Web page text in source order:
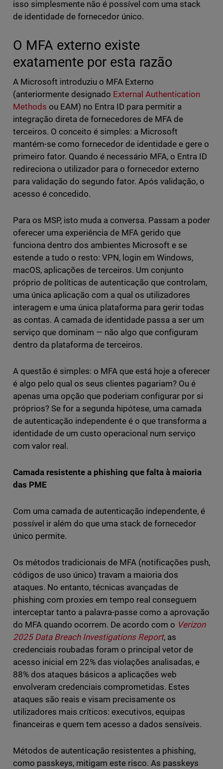
isso simplesmente não é possível com uma stack
de identidade de fornecedor único.
O MFA externo existe
exatamente por esta razão
A Microsoft introduziu o MFA Externo
(anteriormente designado External Authentication
Methods ou EAM) no Entra ID para permitir a
integração direta de fornecedores de MFA de
terceiros. O conceito é simples: a Microsoft
mantém-se como fornecedor de identidade e gere o
primeiro fator. Quando é necessário MFA, o Entra ID
redireciona o utilizador para o fornecedor externo
para validação do segundo fator. Após validação, o
acesso é concedido.
Para os MSP, isto muda a conversa. Passam a poder
oferecer uma experiência de MFA gerido que
funciona dentro dos ambientes Microsoft e se
estende a tudo o resto: VPN, login em Windows,
macOS, aplicações de terceiros. Um conjunto
próprio de políticas de autenticação que controlam,
uma única aplicação com a qual os utilizadores
interagem e uma única plataforma para gerir todas
as contas. A camada de identidade passa a ser um
serviço que dominam — não algo que configuram
dentro da plataforma de terceiros.
A questão é simples: o MFA que está hoje a oferecer
é algo pelo qual os seus clientes pagariam? Ou é
apenas uma opção que poderiam configurar por si
próprios? Se for a segunda hipótese, uma camada
de autenticação independente é o que transforma a
identidade de um custo operacional num serviço
com valor real.
Camada resistente a phishing que falta à maioria
das PME
Com uma camada de autenticação independente, é
possível ir além do que uma stack de fornecedor
único permite.
Os métodos tradicionais de MFA (notificações push,
códigos de uso único) travam a maioria dos
ataques. No entanto, técnicas avançadas de
phishing com proxies em tempo real conseguem
interceptar tanto a palavra-passe como a aprovação
do MFA quando ocorrem. De acordo com o Verizon
2025 Data Breach Investigations Report, as
credenciais roubadas foram o principal vetor de
acesso inicial em 22% das violações analisadas, e
88% dos ataques básicos a aplicações web
envolveram credenciais comprometidas. Estes
ataques são reais e visam precisamente os
utilizadores mais críticos: executivos, equipas
financeiras e quem tem acesso a dados sensíveis.
Métodos de autenticação resistentes a phishing,
como passkeys, mitigam este risco. As passkeys